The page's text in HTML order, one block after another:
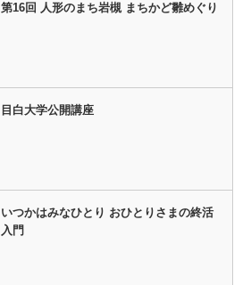
第16回 人形のまち岩槻 まちかど雛めぐり
目白大学公開講座
いつかはみなひとり おひとりさまの終活
入門